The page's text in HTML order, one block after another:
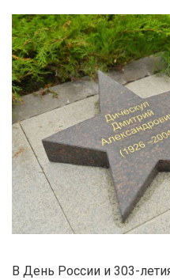
В День России и 303-